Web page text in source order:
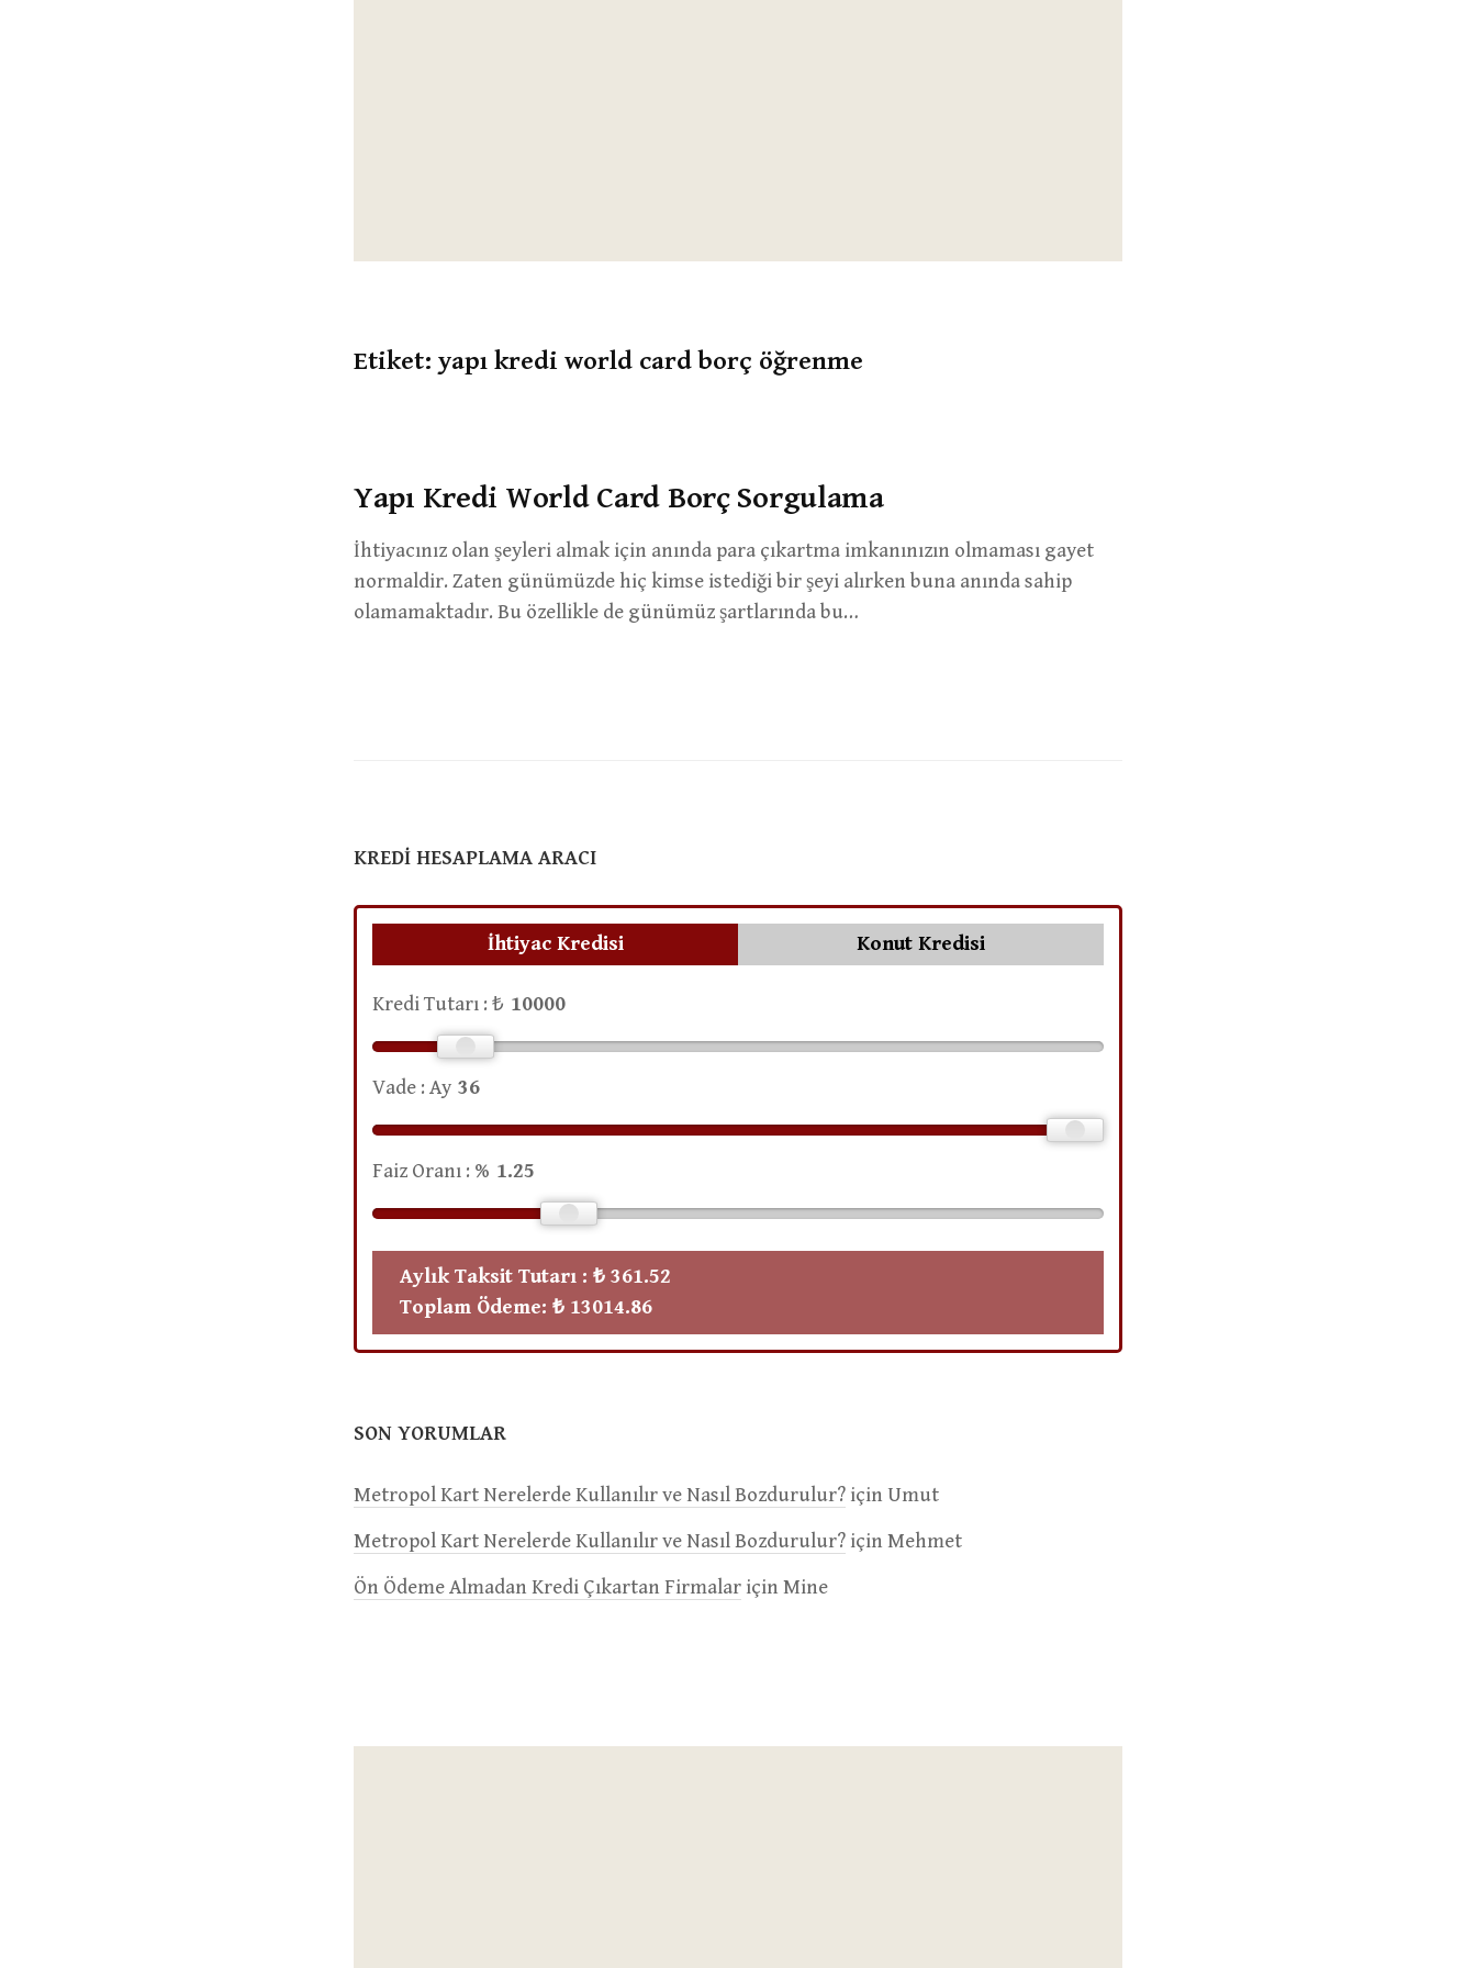
Etiket: yapı kredi world card borç öğrenme
Yapı Kredi World Card Borç Sorgulama
İhtiyacınız olan şeyleri almak için anında para çıkartma imkanınızın olmaması gayet
normaldir. Zaten günümüzde hiç kimse istediği bir şeyi alırken buna anında sahip
olamamaktadır. Bu özellikle de günümüz şartlarında bu…
KREDI HESAPLAMA ARACI
İhtiyac Kredisi Konut Kredisi
Kredi Tutarı : ₺
Vade : Ay
Faiz Oranı : %
Aylık Taksit Tutarı : ₺ 361.52
Toplam Ödeme: ₺ 13014.86
SON YORUMLAR
Metropol Kart Nerelerde Kullanılır ve Nasıl Bozdurulur? için Umut
Metropol Kart Nerelerde Kullanılır ve Nasıl Bozdurulur? için Mehmet
Ön Ödeme Almadan Kredi Çıkartan Firmalar için Mine